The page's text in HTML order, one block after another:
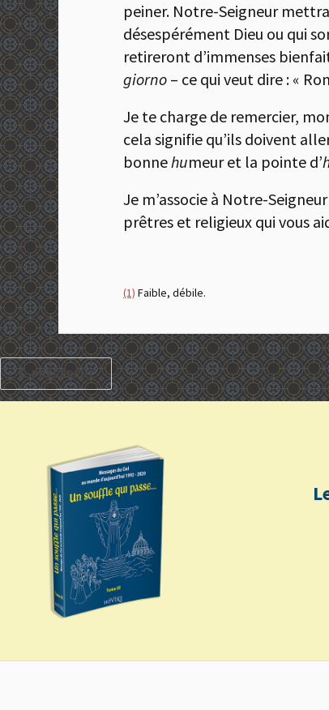
peiner. Notre-Seigneur
désespérément Dieu ou qui
retireront d’immenses
giorno – ce qui veut dire : «
Je te charge de remercier,
cela signifie qu’ils doivent
bonnehumeur et la pointe d’
Je m’associe à Notre-
prêtres et religieux qui vous
(1) Faible, débile.
PRÉCÉDENT